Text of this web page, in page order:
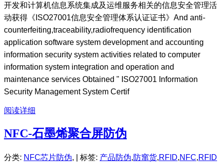
开发和计算机信息系统集成及运维服务相关的信息安全管理活
动获得《ISO27001信息安全管理体系认证证书》And anti-
counterfeiting,traceability,radiofrequency identification
application software system development and accounting
information security system activities related to computer
information system integration and operation and
maintenance services Obtained " ISO27001 Information
Security Management System Certif
阅读详细
NFC-石墨烯聚合屏防伪
分类: NFC芯片防伪, | 标签: 产品防伪,防窜货,RFID,NFC,RFID